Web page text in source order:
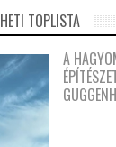
HETI TOPLISTA
A